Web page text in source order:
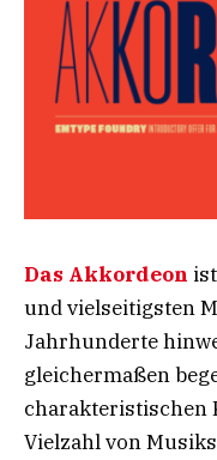
Das Akkordeon
und vielseitigsten
Jahrhunderte
gleichermaßen
charakteristischen
Vielzahl von